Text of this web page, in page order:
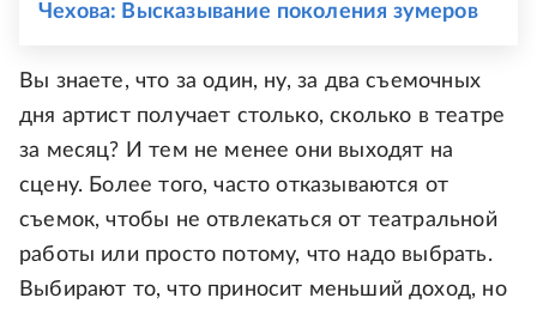
Чехова: Высказывание поколения зумеров
Вы знаете, что за один, ну, за два съемочных
дня артист получает столько, сколько в театре
за месяц? И тем не менее они выходят на
сцену. Более того, часто отказываются от
съемок, чтобы не отвлекаться от театральной
работы или просто потому, что надо выбрать.
Выбирают то, что приносит меньший доход, но